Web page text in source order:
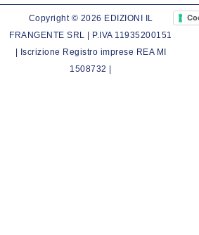
Copyright © 2026 EDIZIONI IL
FRANGENTE SRL | P.IVA 11935200151
| Iscrizione Registro imprese REA MI
1508732 |